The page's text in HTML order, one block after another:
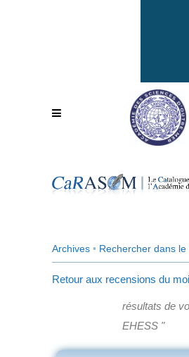
Archives • Rechercher dans le
Retour aux recensions du
résultats de
EHESS "